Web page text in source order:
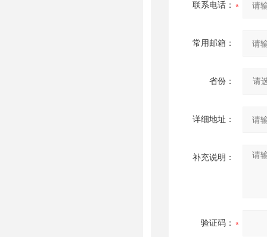
联系电话：
常用邮箱：
省份：
详细地址：
补充说明：
验证码：